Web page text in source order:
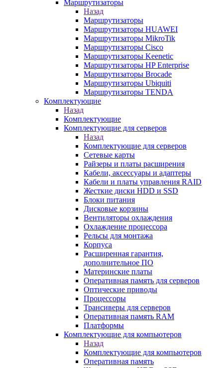
Маршрутизаторы
Назад
Маршрутизаторы
Маршрутизаторы HUAWEI
Маршрутизаторы MikroTik
Маршрутизаторы Cisco
Маршрутизаторы Keenetic
Маршрутизаторы HP Enterprise
Маршрутизаторы Brocade
Маршрутизаторы Ubiquiti
Маршрутизаторы TENDA
Комплектующие
Назад
Комплектующие
Комплектующие для серверов
Назад
Комплектующие для серверов
Сетевые карты
Райзеры и платы расширения
Кабели, аксессуары и адаптеры
Кабели и платы управления RAID
Жесткие диски HDD и SSD
Блоки питания
Дисковые корзины
Вентиляторы охлаждения
Охлаждение процессора
Рельсы для монтажа
Корпуса
Расширенная гарантия,
дополнительное ПО
Материнские платы
Оперативная память для серверов
Оптические приводы
Процессоры
Трансиверы для серверов
Оперативная память RAM
Платформы
Комплектующие для компьютеров
Назад
Комплектующие для компьютеров
Оперативная память